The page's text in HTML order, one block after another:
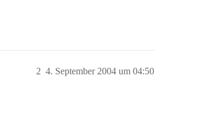
4. September 2004 um 04:50
2